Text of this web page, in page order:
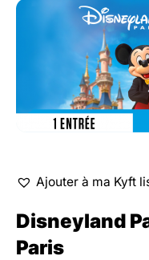
Ajouter à ma Kyft
Disneyland
Paris